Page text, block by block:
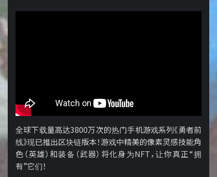
全球下载量高达3800万次的热门手机游戏系列《勇者前
线》现已推出区块链版本！游戏中精美的像素灵感技能角
色（英雄）和装备（武器）将化身为NFT，让你真正“拥
有”它们！